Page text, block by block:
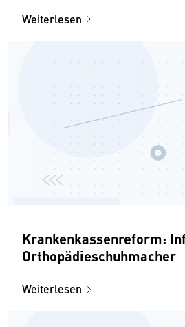
Weiterlesen
Krankenkassenreform:
Orthopädieschuhmacher
Weiterlesen